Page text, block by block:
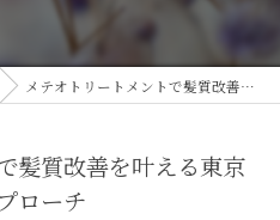
メテオトリートメントで髪質改善を叶える東京都中央区銀座の最新アプローチ
髪質改善を叶える東京
ローチ